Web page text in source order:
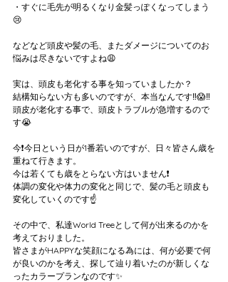
・すぐに毛先が明るくなり金髪っぽくなってしまう
😢
などなど頭皮や髪の毛、またダメージについてのお
悩みは尽きないですよね😩
実は、頭皮も老化する事を知っていましたか？
結構知らない方も多いのですが、本当なんです‼️😱‼️
頭皮が老化する事で、頭皮トラブルが急増するので
す😭
今❗️今日という日が1番若いのですが、日々皆さん歳を
重ねて行きます。
今は若くても歳をとらない方はいません❗️
体調の変化や体力の変化と同じで、髪の毛と頭皮も
変化していくのです☝️
その中で、私達World Treeとして何が出来るのかを
考えておりました。
皆さまがHAPPYな笑顔になる為には、何が必要で何
が良いのかを考え、探して辿り着いたのが新しくな
ったカラープランなのです✨